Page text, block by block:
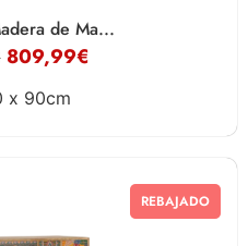
de Ma...
809,99€
x 90cm
REBAJADO